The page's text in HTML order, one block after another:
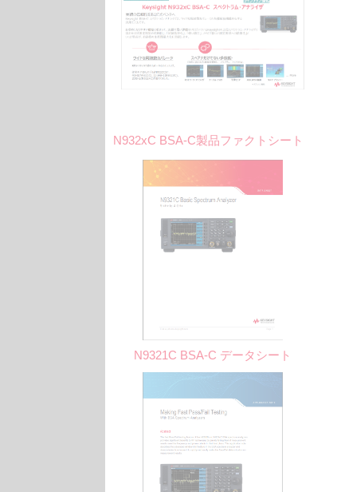
N932xC BSA-C製品ファクトシート
N9321C BSA-C データシート